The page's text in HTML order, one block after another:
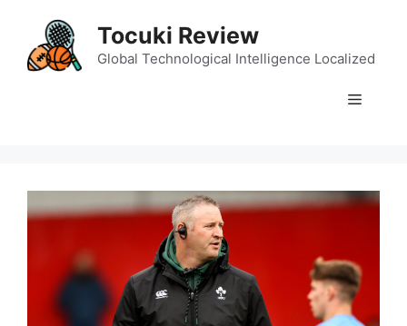
content
Tocuki Review
Global Technological Intelligence Localized
Menu